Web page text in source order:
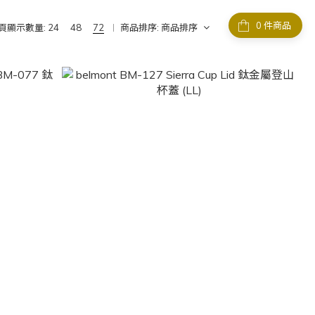
件商品
顯示數量: 24 48 72 商品排序: 商品排序